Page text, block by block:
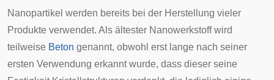
Nanopartikel werden bereits bei der Herstellung vieler
Produkte verwendet. Als ältester Nanowerkstoff wird
teilweise Beton genannt, obwohl erst lange nach seiner
ersten Verwendung erkannt wurde, dass dieser seine